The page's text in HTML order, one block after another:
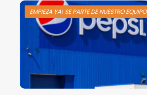
EMPIEZA YA! SE PARTE DE NUESTRO EQUIPO